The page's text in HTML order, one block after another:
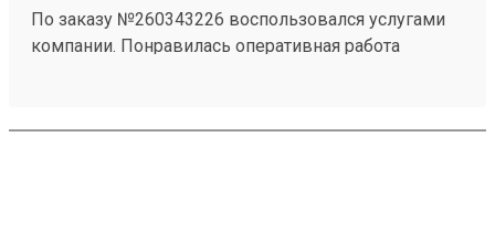
По заказу №260343226 воспользовался услугами
компании. Понравилась оперативная работа
своевременно. Замечаний по доставке нет.